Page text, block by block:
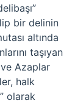
bir delinin
altında
taşıyan
Azaplar
halk
olarak